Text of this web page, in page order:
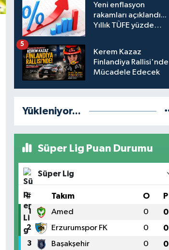
engeli mahkemeye
taşındı
Yeni enflasyon
rakamları açıklandı...
Yıllık TÜFE yüzde
Kerem Kazaz
Finlandiya Rallisi'nde
Mücadele Edecek
5
Yükleniyor...
Süper Lig Puan Durumu
Süper Lig
# Takım O P
1 Amed 0 0
2 Erzurumspor FK 0 0
3 Başakşehir 0 0